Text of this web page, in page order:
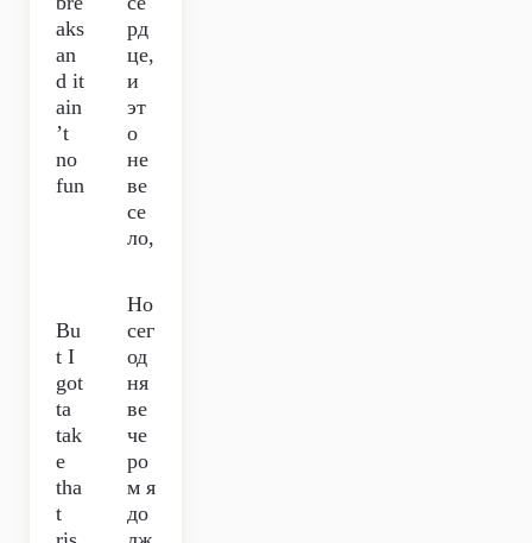
aks
an
d it
ain
’t
no
fun
рд
це,
и
эт
о
не
ве
се
ло,
Bu
t I
got
ta
tak
e
tha
t
Но
сег
од
ня
ве
че
ро
м я
до